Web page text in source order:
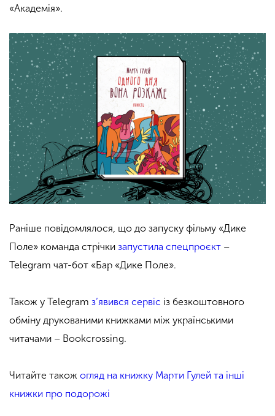
«Академія».
Раніше повідомлялося, що до запуску фільму «Дике
Поле» команда стрічки запустила спецпроєкт –
Telegram чат-бот «Бар «Дике Поле».
Також у Telegram з’явився сервіс із безкоштовного
обміну друкованими книжками між українськими
читачами – Bookcrossing.
Читайте також огляд на книжку Марти Гулей та інші
книжки про подорожі